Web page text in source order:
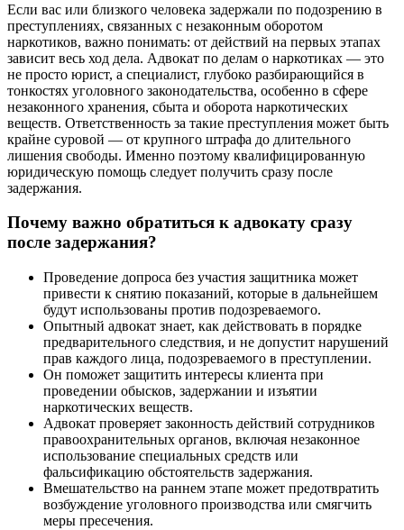
Если вас или близкого человека задержали по подозрению в
преступлениях, связанных с незаконным оборотом
наркотиков, важно понимать: от действий на первых этапах
зависит весь ход дела. Адвокат по делам о наркотиках — это
не просто юрист, а специалист, глубоко разбирающийся в
тонкостях уголовного законодательства, особенно в сфере
незаконного хранения, сбыта и оборота наркотических
веществ. Ответственность за такие преступления может быть
крайне суровой — от крупного штрафа до длительного
лишения свободы. Именно поэтому квалифицированную
юридическую помощь следует получить сразу после
задержания.
Почему важно обратиться к адвокату сразу
после задержания?
Проведение допроса без участия защитника может
привести к снятию показаний, которые в дальнейшем
будут использованы против подозреваемого.
Опытный адвокат знает, как действовать в порядке
предварительного следствия, и не допустит нарушений
прав каждого лица, подозреваемого в преступлении.
Он поможет защитить интересы клиента при
проведении обысков, задержании и изъятии
наркотических веществ.
Адвокат проверяет законность действий сотрудников
правоохранительных органов, включая незаконное
использование специальных средств или
фальсификацию обстоятельств задержания.
Вмешательство на раннем этапе может предотвратить
возбуждение уголовного производства или смягчить
меры пресечения.